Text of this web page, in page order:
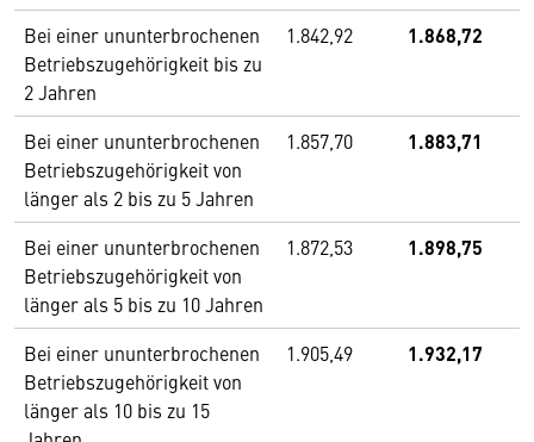
Bei einer ununterbrochenen
Betriebszugehörigkeit bis zu
2 Jahren
1.842,92 1.868,72
Bei einer ununterbrochenen
Betriebszugehörigkeit von
länger als 2 bis zu 5 Jahren
1.857,70 1.883,71
Bei einer ununterbrochenen
Betriebszugehörigkeit von
länger als 5 bis zu 10 Jahren
1.872,53 1.898,75
Bei einer ununterbrochenen
Betriebszugehörigkeit von
länger als 10 bis zu 15
1.905,49 1.932,17